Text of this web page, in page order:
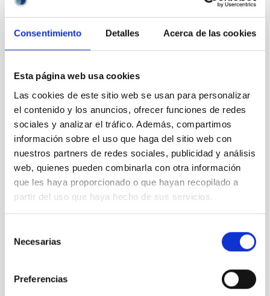
Consentimiento Detalles Acerca de las cookies
Esta página web usa cookies
Las cookies de este sitio web se usan para personalizar
el contenido y los anuncios, ofrecer funciones de redes
sociales y analizar el tráfico. Además, compartimos
información sobre el uso que haga del sitio web con
nuestros partners de redes sociales, publicidad y análisis
web, quienes pueden combinarla con otra información
que les haya proporcionado o que hayan recopilado a
partir del uso que haya hecho de sus servicios.
Necesarias
Preferencias
in the
center of a
Expulsion
of the
galactic
disk from
a binary
system
Cluster of